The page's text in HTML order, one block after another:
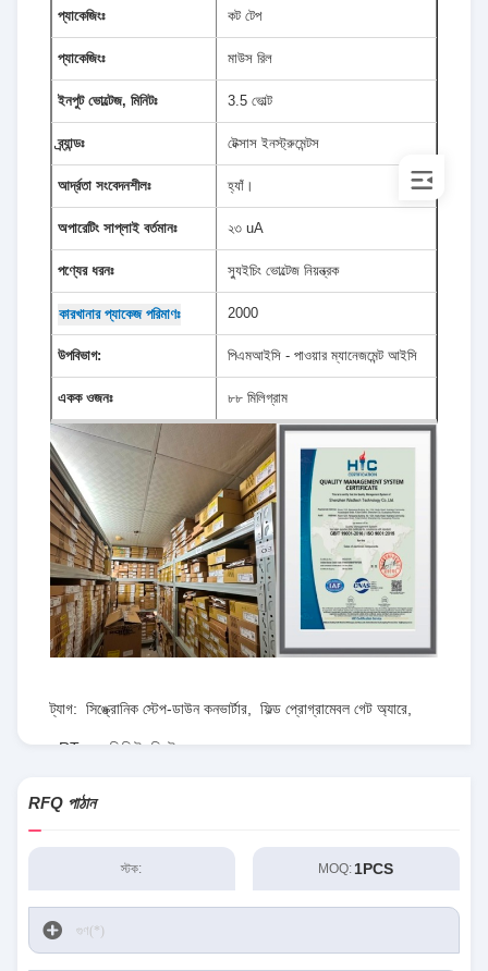
প্যাকেজিংঃ কট টেপ
প্যাকেজিংঃ মাউস রিল
ইনপুট ভোল্টেজ, মিনিটঃ 3.5 ভোল্ট
ব্র্যান্ডঃ টেক্সাস ইনস্ট্রুমেন্টস
আর্দ্রতা সংবেদনশীলঃ হ্যাঁ।
অপারেটিং সাপ্লাই বর্তমানঃ ২৩ uA
পণ্যের ধরনঃ স্যুইচিং ভোল্টেজ নিয়ন্ত্রক
কারখানার প্যাকেজ পরিমাণঃ 2000
উপবিভাগ: পিএমআইসি - পাওয়ার ম্যানেজমেন্ট আইসি
একক ওজনঃ ৮৮ মিলিগ্রাম
ট্যাগ: সিঙ্ক্রোনিক স্টেপ-ডাউন কনভার্টার ফিল্ড প্রোগ্রামেবল গেট অ্যারে
RT৮০৭৭জিকিউডব্লিউ
RFQ পাঠান
স্টক: MOQ: 1PCS